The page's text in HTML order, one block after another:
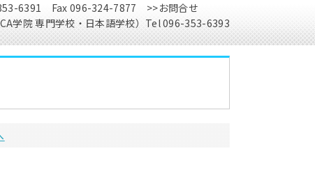
6391 Fax 096-324-7877 >>お問合せ
学院 専門学校・日本語学校）Tel 096-353-6393